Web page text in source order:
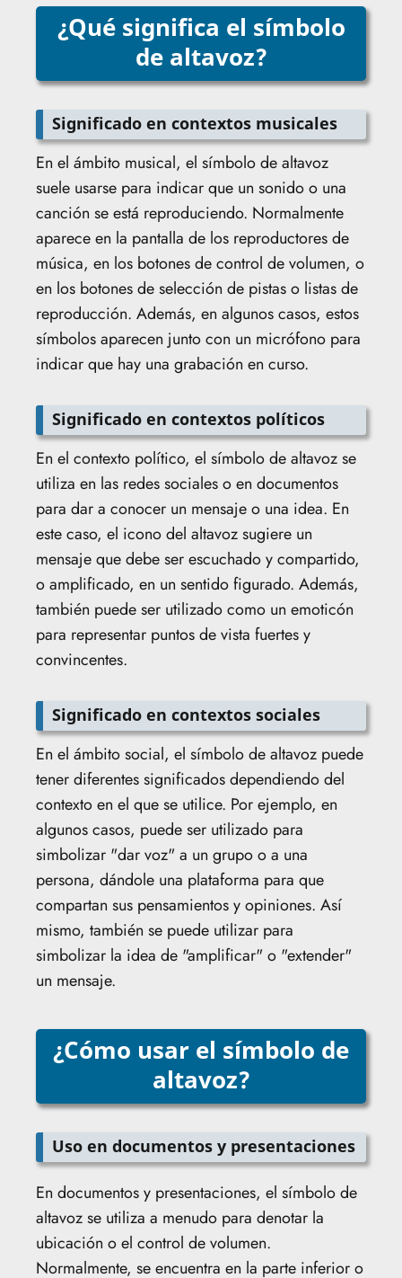
¿Qué significa el símbolo
de altavoz?
Significado en contextos musicales
En el ámbito musical, el símbolo de altavoz
suele usarse para indicar que un sonido o una
canción se está reproduciendo. Normalmente
aparece en la pantalla de los reproductores de
música, en los botones de control de volumen, o
en los botones de selección de pistas o listas de
reproducción. Además, en algunos casos, estos
símbolos aparecen junto con un micrófono para
indicar que hay una grabación en curso.
Significado en contextos políticos
En el contexto político, el símbolo de altavoz se
utiliza en las redes sociales o en documentos
para dar a conocer un mensaje o una idea. En
este caso, el icono del altavoz sugiere un
mensaje que debe ser escuchado y compartido,
o amplificado, en un sentido figurado. Además,
también puede ser utilizado como un emoticón
para representar puntos de vista fuertes y
convincentes.
Significado en contextos sociales
En el ámbito social, el símbolo de altavoz puede
tener diferentes significados dependiendo del
contexto en el que se utilice. Por ejemplo, en
algunos casos, puede ser utilizado para
simbolizar "dar voz" a un grupo o a una
persona, dándole una plataforma para que
compartan sus pensamientos y opiniones. Así
mismo, también se puede utilizar para
simbolizar la idea de "amplificar" o "extender"
un mensaje.
¿Cómo usar el símbolo de
altavoz?
Uso en documentos y presentaciones
En documentos y presentaciones, el símbolo de
altavoz se utiliza a menudo para denotar la
ubicación o el control de volumen.
Normalmente, se encuentra en la parte inferior o